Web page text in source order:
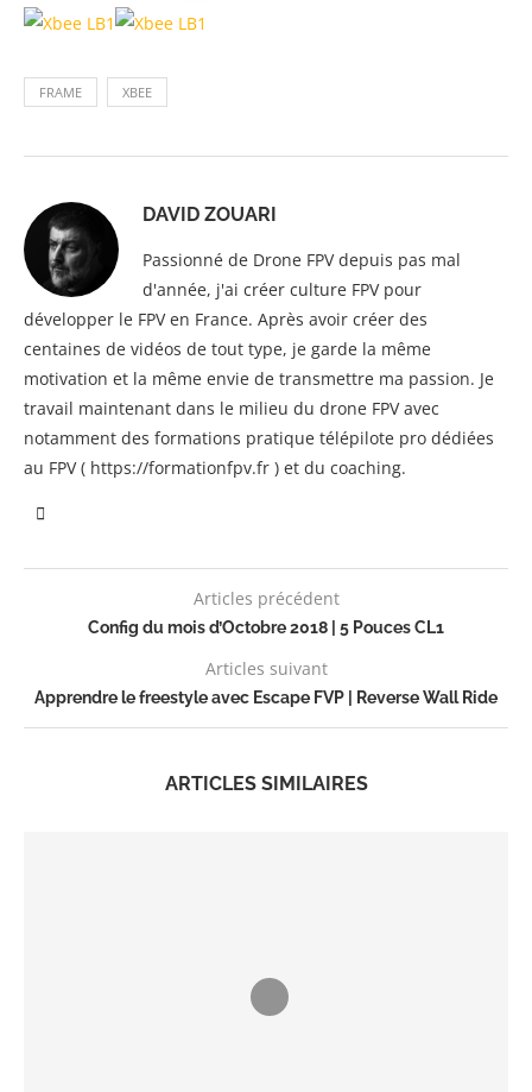
FRAME XBEE
DAVID ZOUARI
Passionné de Drone FPV depuis pas mal
d'année, j'ai créer culture FPV pour
développer le FPV en France. Après avoir créer des
centaines de vidéos de tout type, je garde la même
motivation et la même envie de transmettre ma passion. Je
travail maintenant dans le milieu du drone FPV avec
notamment des formations pratique télépilote pro dédiées
au FPV ( https://formationfpv.fr ) et du coaching.
Articles précédent
Config du mois d’Octobre 2018 | 5 Pouces CL1
Articles suivant
Apprendre le freestyle avec Escape FVP | Reverse Wall Ride
ARTICLES SIMILAIRES